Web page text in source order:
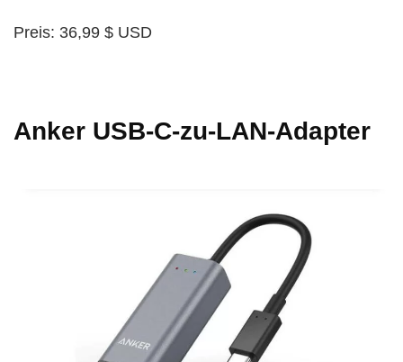
Preis: 36,99 $ USD
Anker USB-C-zu-LAN-Adapter